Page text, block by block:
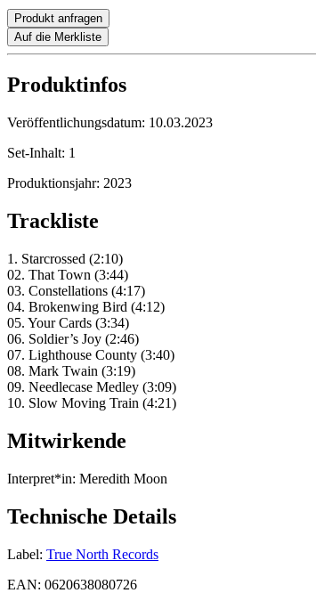
Produkt anfragen
Auf die Merkliste
Produktinfos
Veröffentlichungsdatum: 10.03.2023
Set-Inhalt: 1
Produktionsjahr: 2023
Trackliste
1. Starcrossed (2:10)
02. That Town (3:44)
03. Constellations (4:17)
04. Brokenwing Bird (4:12)
05. Your Cards (3:34)
06. Soldier’s Joy (2:46)
07. Lighthouse County (3:40)
08. Mark Twain (3:19)
09. Needlecase Medley (3:09)
10. Slow Moving Train (4:21)
Mitwirkende
Interpret*in: Meredith Moon
Technische Details
Label: True North Records
EAN: 0620638080726